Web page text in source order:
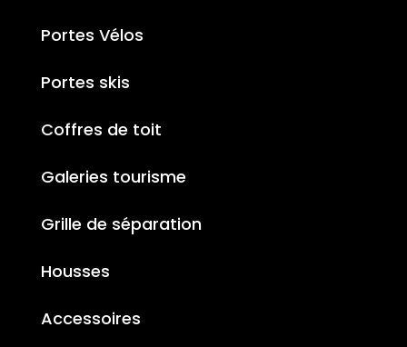
Portes Vélos
Portes skis
Coffres de toit
Galeries tourisme
Grille de séparation
Housses
Accessoires